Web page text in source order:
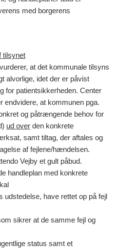
med borgerens
tilsynet
at det kommunale tilsyns
alvorlige, idet der er påvist
for patientsikkerheden. Center
endvidere, at kommunen pga.
og påtrængende behov for
ud over den konkrete
samt tiltag, der aftales og
af fejlene/hændelsen.
Vejby et gult påbud.
handleplan med konkrete
udstedelse, have rettet op på fejl
sikrer at de samme fejl og
status samt et